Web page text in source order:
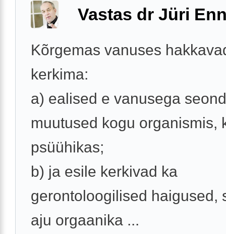
Vastas dr Jüri
Kõrgemas vanuses
kerkima:
a) ealised e vanusega
muutused kogu organismis,
psüühikas;
b) ja esile kerkivad ka
gerontoloogilised haigused,
aju orgaanika ...